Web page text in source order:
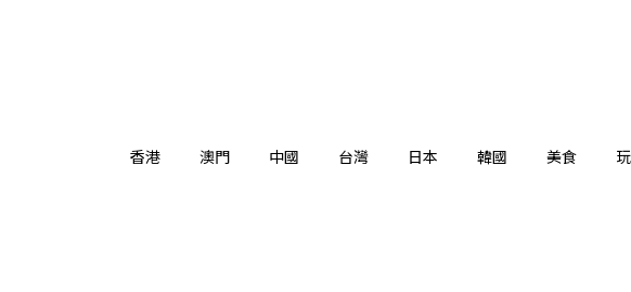
香港 澳門 中國 台灣 日本 韓國 美食